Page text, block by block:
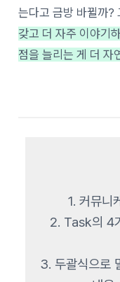
는다고 금방 바뀔까?
갖고 더 자주 이야기
점을 늘리는 게 더 자
1. 커뮤니
2. Task의 4
3. 두괄식으로